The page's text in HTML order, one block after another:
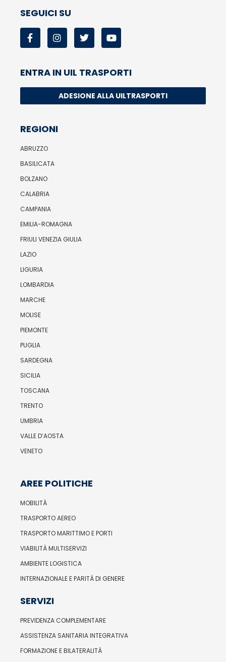
SEGUICI SU
ENTRA IN UIL TRASPORTI
ADESIONE ALLA UILTRASPORTI
REGIONI
ABRUZZO
BASILICATA
BOLZANO
CALABRIA
CAMPANIA
EMILIA-ROMAGNA
FRIULI VENEZIA GIULIA
LAZIO
LIGURIA
LOMBARDIA
MARCHE
MOLISE
PIEMONTE
PUGLIA
SARDEGNA
SICILIA
TOSCANA
TRENTO
UMBRIA
VALLE D’AOSTA
VENETO
AREE POLITICHE
MOBILITÀ
TRASPORTO AEREO
TRASPORTO MARITTIMO E PORTI
VIABILITÀ MULTISERVIZI
AMBIENTE LOGISTICA
INTERNAZIONALE E PARITÀ DI GENERE
SERVIZI
PREVIDENZA COMPLEMENTARE
ASSISTENZA SANITARIA INTEGRATIVA
FORMAZIONE E BILATERALITÀ